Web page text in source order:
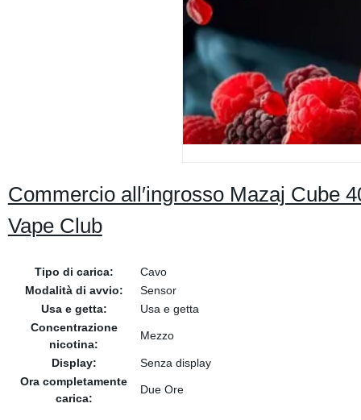
Commercio all′ingrosso Mazaj Cube
Vape Club
Tipo di carica:
Cavo
Modalità di avvio:
Sensor
Usa e getta:
Usa e getta
Concentrazione
nicotina:
Mezzo
Display:
Senza display
Ora completamente
carica:
Due Ore